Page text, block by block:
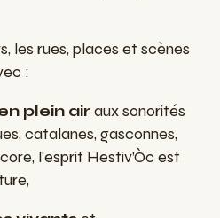
les rues, places et scènes
:
plein air aux sonorités
catalanes, gasconnes,
l’esprit Hestiv’Òc est